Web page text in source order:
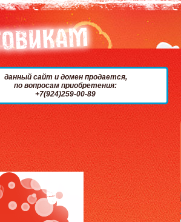
данный сайт и домен продается,
по вопросам приобретения:
+7(924)259-00-89